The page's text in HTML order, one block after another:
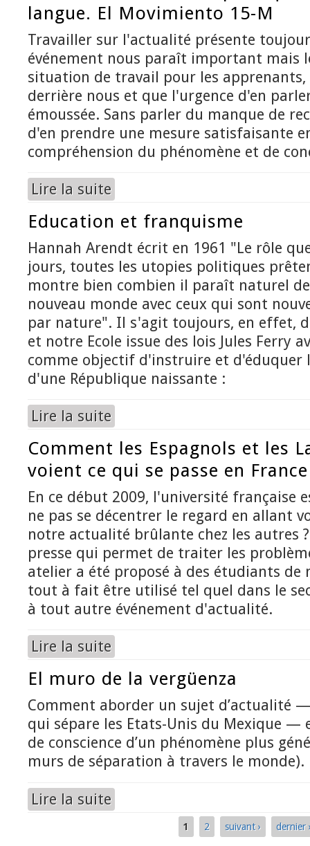
langue. El Movimiento 15-M
Travailler sur l'actualité présente
événement nous paraît important mais
situation de travail pour les
derrière nous et que l'urgence d'en
émoussée. Sans parler du manque de
d'en prendre une mesure satisfaisante
compréhension du phénomène et de
Lire la suite
Education et franquisme
Hannah Arendt écrit en 1961 "Le rôle
jours, toutes les utopies politiques
montre bien combien il paraît naturel
nouveau monde avec ceux qui sont
par nature". Il s'agit toujours, en effet,
et notre Ecole issue des lois Jules Ferry
comme objectif d'instruire et d'éduquer
d'une République naissante :
Lire la suite
Comment les Espagnols et les
voient ce qui se passe en France
En ce début 2009, l'université française
ne pas se décentrer le regard en allant
notre actualité brûlante chez les autres
presse qui permet de traiter les
atelier a été proposé à des étudiants de
tout à fait être utilisé tel quel dans le
à tout autre événement d'actualité.
Lire la suite
El muro de la vergüenza
Comment aborder un sujet d’actualité
qui sépare les Etats-Unis du Mexique —
de conscience d’un phénomène plus
murs de séparation à travers le monde).
Lire la suite
1 2 suivant › dernier